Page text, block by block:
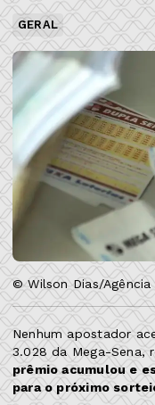
GERAL
© Wilson Dias/Agência
Nenhum apostador
3.028 da Mega-Sena,
prêmio acumulou e
para o próximo